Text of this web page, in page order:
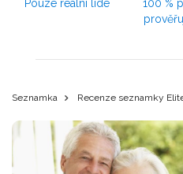
Pouze reální lidé
100 %
Seznamka Recenze seznamky